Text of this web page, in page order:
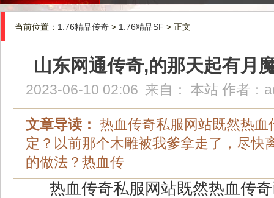
当前位置： 1.76精品传奇 > 1.76精品SF > 正文
山东网通传奇,的那天起有月
2023-06-10 02:06 来自： 本站 作者：
文章导读： 热血传奇私服网站既然热血
定？以前那个木雕被我爹拿走了，尽快
的做法？热血传
热血传奇私服网站既然热血传